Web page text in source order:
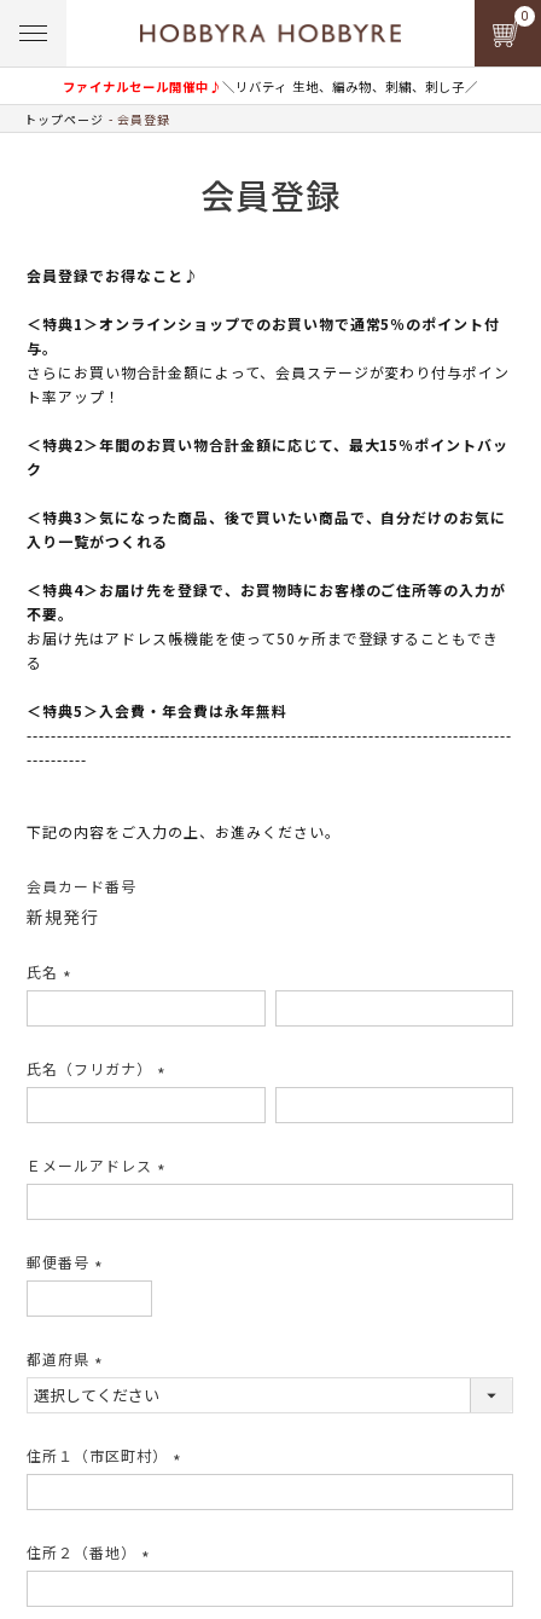
ファイナルセール開催中♪＼リバティ 生地、編み物、刺繍、刺し子／
0
トップページ 会員登録
会員登録
会員登録でお得なこと♪
＜特典1＞オンラインショップでのお買い物で通常5％のポイント付
与。
さらにお買い物合計金額によって、会員ステージが変わり付与ポイン
ト率アップ！
＜特典2＞年間のお買い物合計金額に応じて、最大15％ポイントバッ
ク
＜特典3＞気になった商品、後で買いたい商品で、自分だけのお気に
入り一覧がつくれる
＜特典4＞お届け先を登録で、お買物時にお客様のご住所等の入力が
不要。
お届け先はアドレス帳機能を使って50ヶ所まで登録することもでき
る
＜特典5＞入会費・年会費は永年無料
---------------------------------------------------------------------------------
----------
下記の内容をご入力の上、お進みください。
会員カード番号
新規発行
氏名
須)
氏名（フリガナ）
須)
Ｅメールアドレス
須)
郵便番号
須)
都道府県
(必
須)
住所１（市区町村）
須)
住所２（番地）
須)